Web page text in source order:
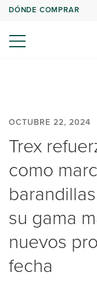
DÓNDE COMPRAR
OCTUBRE 22, 2024
Trex
como
su gama
nuevos
fecha